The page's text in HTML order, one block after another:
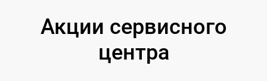
Акции сервисного
центра